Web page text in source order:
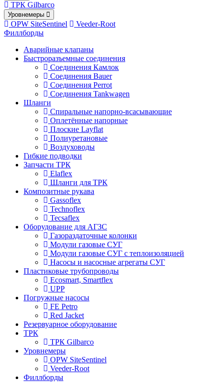
ТРК Gilbarco
Уровнемеры
OPW SiteSentinel
Veeder-Root
Филлборды
Аварийные клапаны
Быстроразъемные соединения
Соединения Камлок
Соединения Bauer
Соединения Perrot
Соединения Tankwagen
Шланги
Спиральные напорно-всасывающие
Оплетённые напорные
Плоские Layflat
Полиуретановые
Воздуховоды
Гибкие подводки
Запчасти ТРК
Elaflex
Шланги для ТРК
Композитные рукава
Gassoflex
Technoflex
Tecsaflex
Оборудование для АГЗС
Газораздаточные колонки
Модули газовые СУГ
Модули газовые СУГ с теплоизоляцией
Насосы и насосные агрегаты СУГ
Пластиковые трубопроводы
Ecosmart, Smartflex
UPP
Погружные насосы
FE Petro
Red Jacket
Резервуарное оборудование
ТРК
ТРК Gilbarco
Уровнемеры
OPW SiteSentinel
Veeder-Root
Филлборды